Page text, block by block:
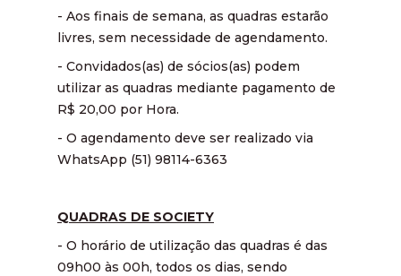
- Aos finais de semana, as quadras estarão
livres, sem necessidade de agendamento.
- Convidados(as) de sócios(as) podem
utilizar as quadras mediante pagamento de
R$ 20,00 por Hora.
- O agendamento deve ser realizado via
WhatsApp (51) 98114-6363
QUADRAS DE SOCIETY
- O horário de utilização das quadras é das
09h00 às 00h, todos os dias, sendo